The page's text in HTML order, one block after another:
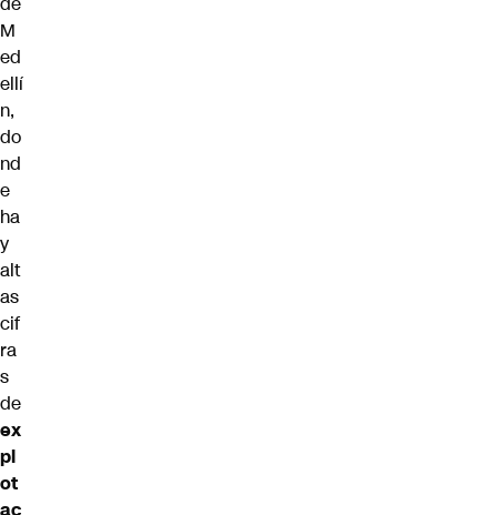
M
ed
ellí
n,
do
nd
e
ha
y
alt
as
cif
ra
s
de
ex
pl
ot
ac